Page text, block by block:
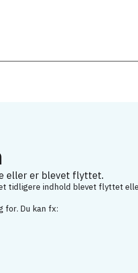
eller er blevet flyttet.
tidligere indhold blevet flyttet
for. Du kan fx: